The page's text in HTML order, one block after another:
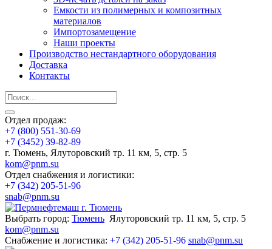
Емкости из полимерных и композитных
материалов
Импортозамещение
Наши проекты
Производство нестандартного оборудования
Доставка
Контакты
Отдел продаж:
+7 (800) 551-30-69
+7 (3452) 39-82-89
г. Тюмень, Ялуторовский тр. 11 км, 5, стр. 5
kom@pnm.su
Отдел снабжения и логистики:
+7 (342) 205-51-96
snab@pnm.su
Выбрать город: Тюмень Ялуторовский тр. 11 км, 5, стр. 5
kom@pnm.su
Снабжение и логистика: +7 (342) 205-51-96 snab@pnm.su